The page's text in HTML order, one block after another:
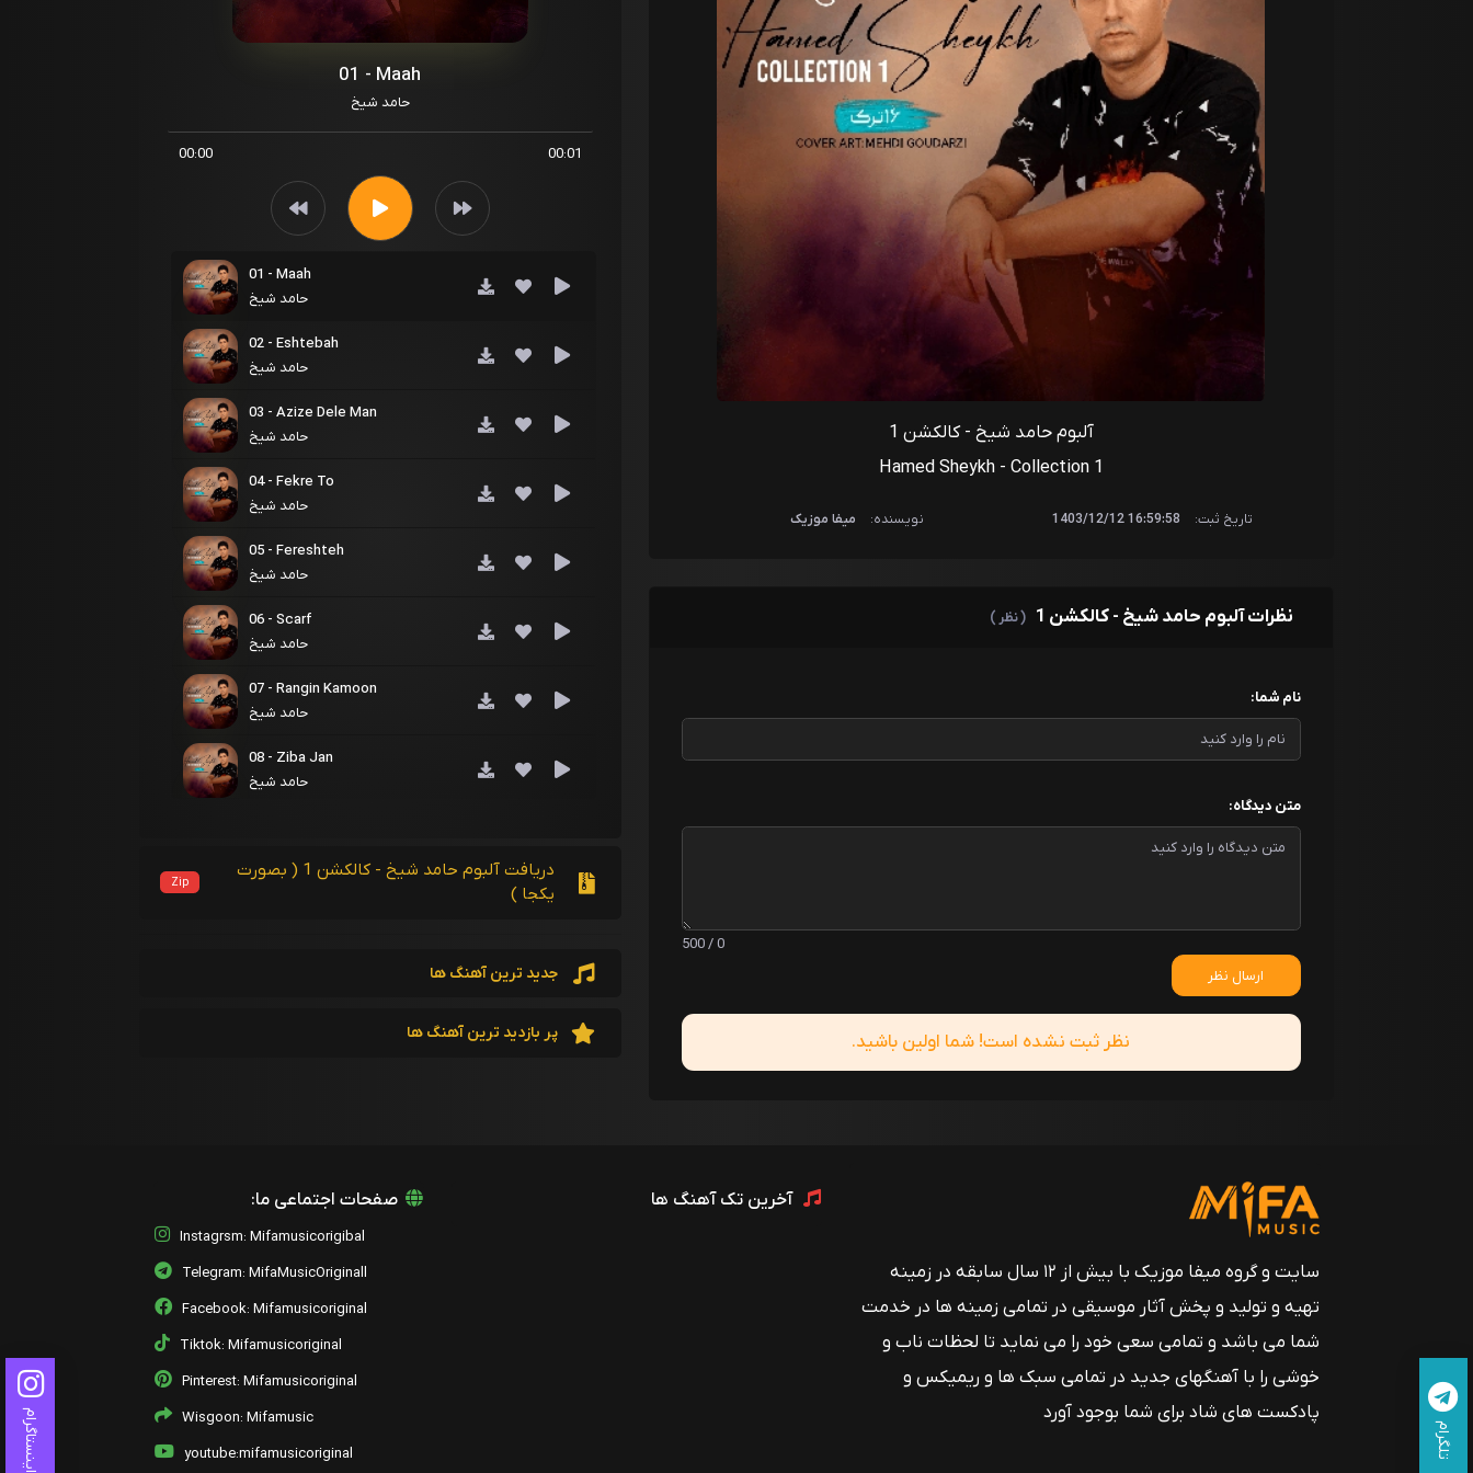
آلبوم حامد شیخ - کالکشن 1
Hamed Sheykh - Collection 1
تاریخ ثبت: 16:59:58 1403/12/12 نویسنده: میفا موزیک
نظرات آلبوم حامد شیخ - کالکشن 1 ( نظر )
نام شما:
متن دیدگاه:
0 / 500
ارسال نظر
نظر ثبت نشده است! شما اولین باشید.
01 - Maah
حامد شیخ
00:00 00:01
01 - Maah
حامد شیخ
02 - Eshtebah
حامد شیخ
03 - Azize Dele Man
حامد شیخ
04 - Fekre To
حامد شیخ
05 - Fereshteh
حامد شیخ
06 - Scarf
حامد شیخ
07 - Rangin Kamoon
حامد شیخ
08 - Ziba Jan
حامد شیخ
حامد شیخ
15 - Ghalbe Shekaste
حامد شیخ
16 - Ghese
دریافت آلبوم حامد شیخ - کالکشن 1 ( بصورت
یکجا )
Zip
جدید ترین آهنگ ها
پر بازدید ترین آهنگ ها
سایت و گروه میفا موزیک با بیش از ۱۲ سال سابقه در زمینه
تهیه و تولید و پخش آثار موسیقی در تمامی زمینه ها در خدمت
شما می باشد و تمامی سعی خود را می نماید تا لحظات ناب و
خوشی را با آهنگهای جدید در تمامی سبک ها و ریمیکس و
پادکست های شاد برای شما بوجود آورد
آخرین تک آهنگ ها صفحات اجتماعی ما:
Instagrsm: Mifamusicorigibal
Telegram: MifaMusicOriginall
Facebook: Mifamusicoriginal
Tiktok: Mifamusicoriginal
Pinterest: Mifamusicoriginal
Wisgoon: Mifamusic
youtube:mifamusicoriginal
اینستاگرام تلگرام